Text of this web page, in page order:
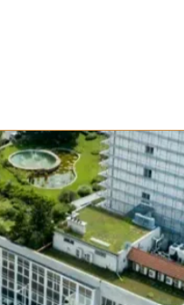
Projekt -